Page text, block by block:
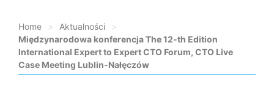
Home > Aktualności
>
Międzynarodowa konferencja The 12-th Edition
International Expert to Expert CTO Forum, CTO Live
Case Meeting Lublin-Nałęczów